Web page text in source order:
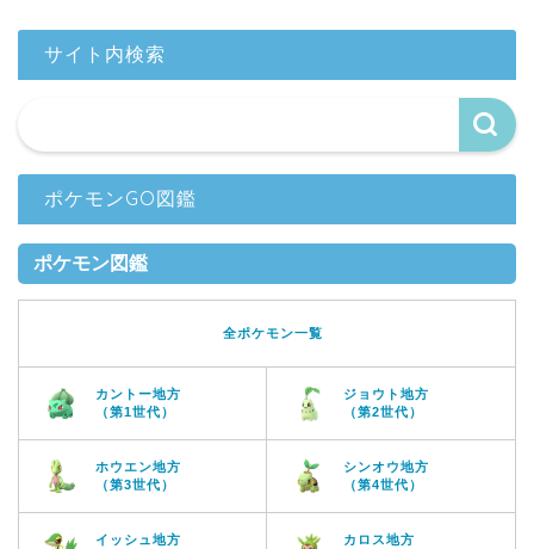
サイト内検索
ポケモンGO図鑑
ポケモン図鑑
全ポケモン一覧
カントー地方
（第1世代）
ジョウト地方
（第2世代）
ホウエン地方
（第3世代）
シンオウ地方
（第4世代）
イッシュ地方
カロス地方